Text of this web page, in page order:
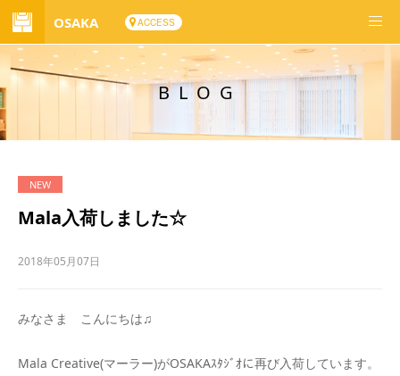
OSAKA ACCESS
BLOG
Mala入荷しました☆
2018年05月07日
みなさま こんにちは♫
Mala Creative(マーラー)がOSAKAｽﾀｼﾞｵに再び入荷しています。